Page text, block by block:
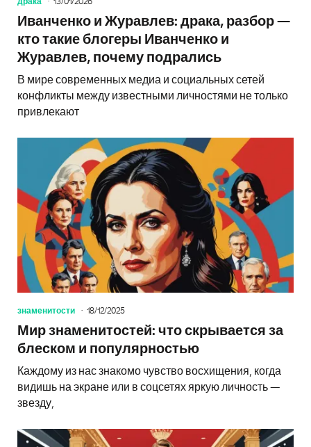
Иванченко и Журавлев: драка, разбор —
кто такие блогеры Иванченко и
Журавлев, почему подрались
В мире современных медиа и социальных сетей
конфликты между известными личностями не только
привлекают
знаменитости 18/12/2025
Мир знаменитостей: что скрывается за
блеском и популярностью
Каждому из нас знакомо чувство восхищения, когда
видишь на экране или в соцсетях яркую личность —
звезду,